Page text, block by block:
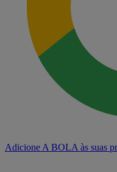
Adicione A BOLA às suas